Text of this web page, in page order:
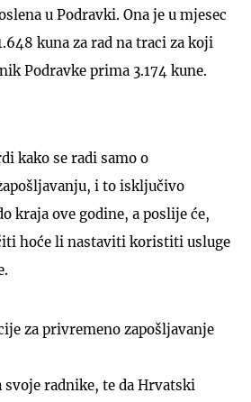
u Podravki. Ona je u mjesec
kuna za rad na traci za koji
Podravke prima 3.174 kune.
kako se radi samo o
i to isključivo
kraja ove godine, a poslije će,
hoće li nastaviti koristiti usluge
za privremeno zapošljavanje
radnike, te da Hrvatski